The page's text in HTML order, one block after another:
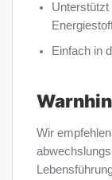
Unterstützt
Einfach in
Wir